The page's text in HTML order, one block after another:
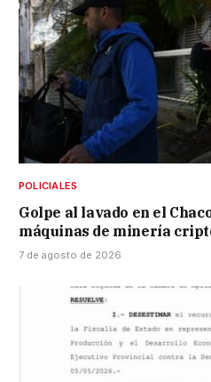
POLICIALES
Golpe al lavado en el
máquinas de minería
7 de agosto de 2026